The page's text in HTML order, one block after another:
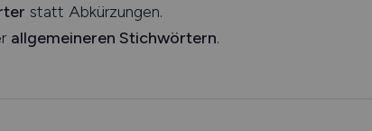
statt Abkürzungen.
allgemeineren Stichwörtern.